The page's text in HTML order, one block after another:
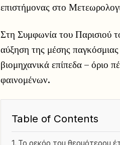
επιστήμονας στο
Στη Συμφωνία του Παρισιού
αύξηση της μέσης
βιομηχανικά επίπεδα – όριο
φαινομένων.
Table of Contents